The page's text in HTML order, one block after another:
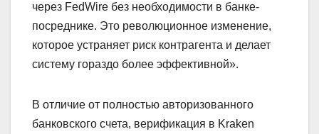
через FedWire без необходимости в банке-
посреднике. Это революционное изменение,
которое устраняет риск контрагента и делает
систему гораздо более эффективной».
В отличие от полностью авторизованного
банковского счета, верификация в Kraken